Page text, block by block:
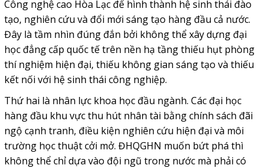
Công nghệ cao Hòa Lạc để hình thành hệ sinh thái đào
tạo, nghiên cứu và đổi mới sáng tạo hàng đầu cả nước.
Đây là tầm nhìn đúng đắn bởi không thể xây dựng đại
học đẳng cấp quốc tế trên nền hạ tầng thiếu hụt phòng
thí nghiệm hiện đại, thiếu không gian sáng tạo và thiếu
kết nối với hệ sinh thái công nghiệp.
Thứ hai là nhân lực khoa học đầu ngành. Các đại học
hàng đầu khu vực thu hút nhân tài bằng chính sách đãi
ngộ cạnh tranh, điều kiện nghiên cứu hiện đại và môi
trường học thuật cởi mở. ĐHQGHN muốn bứt phá thì
không thể chỉ dựa vào đội ngũ trong nước mà phải có